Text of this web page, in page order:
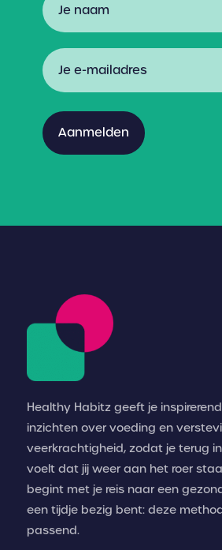
Healthy Habitz geeft je
inzichten over voeding en
veerkrachtigheid, zodat je terug
voelt dat jij weer aan het roer
begint met je reis naar een
een tijdje bezig bent: deze
passend.